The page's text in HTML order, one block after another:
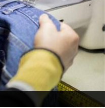
meningkatkan
pakaian yang